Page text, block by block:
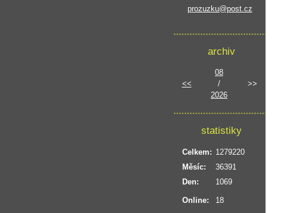
prozuzku@post.cz
archiv
<<
08
/
2026
>>
statistiky
Online: 18
Celkem: 1279220
Měsíc:
36391
Den:
1069